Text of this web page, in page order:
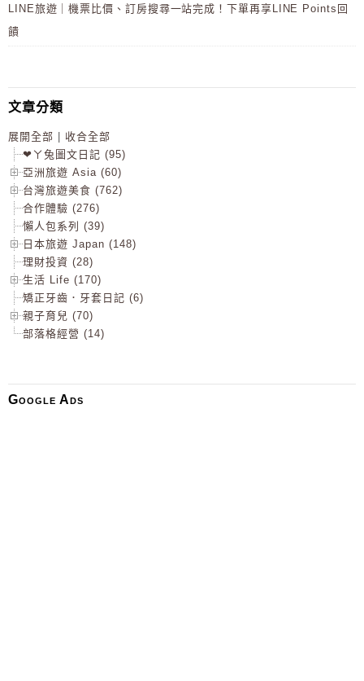
LINE旅遊｜機票比價、訂房搜尋一站完成！下單再享LINE Points回
饋
文章分類
展開全部 | 收合全部
❤ㄚ兔圖文日記 (95)
亞洲旅遊 Asia (60)
台灣旅遊美食 (762)
合作體驗 (276)
懶人包系列 (39)
日本旅遊 Japan (148)
理財投資 (28)
生活 Life (170)
矯正牙齒．牙套日記 (6)
親子育兒 (70)
部落格經營 (14)
Google Ads